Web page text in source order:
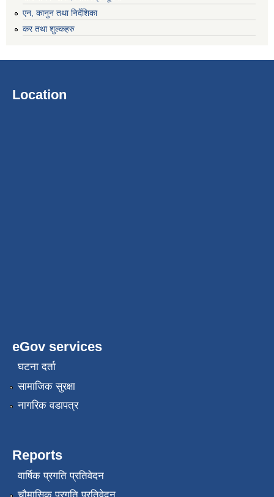
एन, कानुन तथा निर्देशिका
कर तथा शुल्कहरु
Location
eGov services
घटना दर्ता
सामाजिक सुरक्षा
नागरिक वडापत्र
Reports
वार्षिक प्रगति प्रतिवेदन